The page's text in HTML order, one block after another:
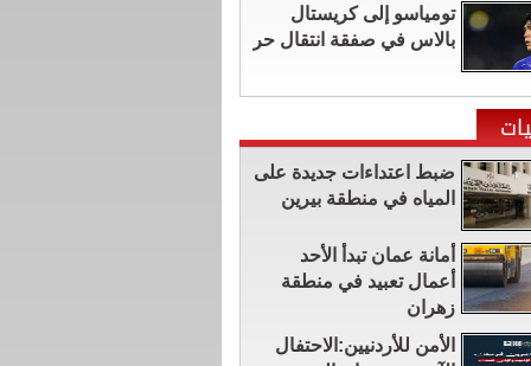
تومياسو إلى كريستال
بالاس في صفقة انتقال حر
ضبط اعتداءات جديدة على
المياه في منطقة بيرين
أمانة عمان تبدأ الأحد
أعمال تعبيد في منطقة
زهران
الأمن للأردنيين:الاحتفال